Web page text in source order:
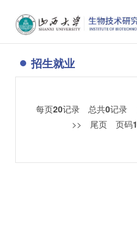
招生就业
每页20记录 总共0记录
>>
尾页 页码1